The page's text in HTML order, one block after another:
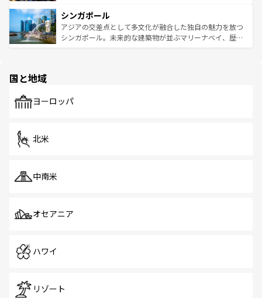
参照してほしい。
激する。気候は一年中温暖で、どの季節にも異なる楽しみ
が待っている。親しみやすいタイの人々、仏教を中心とし
た文化、そして多様な観光資源が、訪れる旅人を魅了し続
み、どこを訪れても感動するはず。観光スポットが密集し
ており、効率よく見どころを回れるのも魅力。息をのむよ
うな絶景から文化的な体験まで、香港を存分に楽しみ尽く
シンガポール
アジアの交差点として多文化が融合した独自の魅力を放つ
シンガポール。未来的な建築物が並ぶマリーナベイ、歴史
で、ホーカーズは地元の風情を楽しめる外せないスポット
国と地域
ヨーロッパ
北米
中南米
オセアニア
ハワイ
リゾート